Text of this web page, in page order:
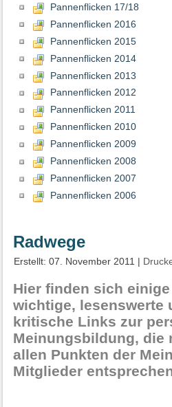
Pannenflicken 17/18
Pannenflicken 2016
Pannenflicken 2015
Pannenflicken 2014
Pannenflicken 2013
Pannenflicken 2012
Pannenflicken 2011
Pannenflicken 2010
Pannenflicken 2009
Pannenflicken 2008
Pannenflicken 2007
Pannenflicken 2006
Radwege
Erstellt: 07. November 2011 |
Hier finden sich
wichtige, lesenswerte
kritische Links zur
Meinungsbildung, die
allen Punkten der
Mitglieder